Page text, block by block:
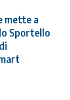
mette a
Sportello